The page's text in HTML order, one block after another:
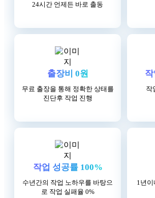
24시간 언제든 바로 출동
출장비 0원
무료 출장을 통해 정확한 상태를
진단후 작업 진행
작
작업 성공률 100%
수년간의 작업 노하우를 바탕으
로 작업 실패율 0%
1년